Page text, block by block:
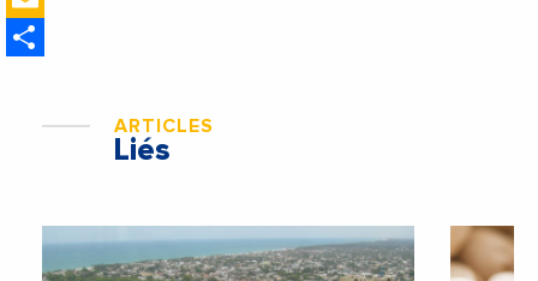
ARTICLES
Liés